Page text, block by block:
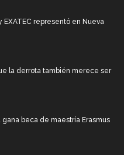
EXATEC representó en Nueva
la derrota también merece ser
beca de maestría Erasmus